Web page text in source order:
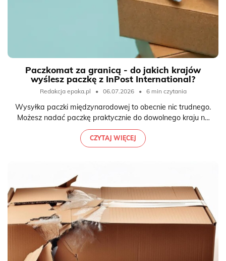
Paczkomat za granicą - do jakich krajów
wyślesz paczkę z InPost International?
Redakcja epaka.pl • 06.07.2026 • 6 min czytania
Wysyłka paczki międzynarodowej to obecnie nic trudnego.
Możesz nadać paczkę praktycznie do dowolnego kraju na
całym świecie, a ponadto do wielu krajów europejskich
zrobisz to przy pomocy Paczkomatu InPost. Przeczytaj
poniższy tekst, aby dowiedzieć się, czym jest InPost
bezpiecznie. Jeśli chcesz nadać przesyłkę Paczkomatem
InPost za granicę, to jesteś we właściwym miejscu.
CZYTAJ WIĘCEJ